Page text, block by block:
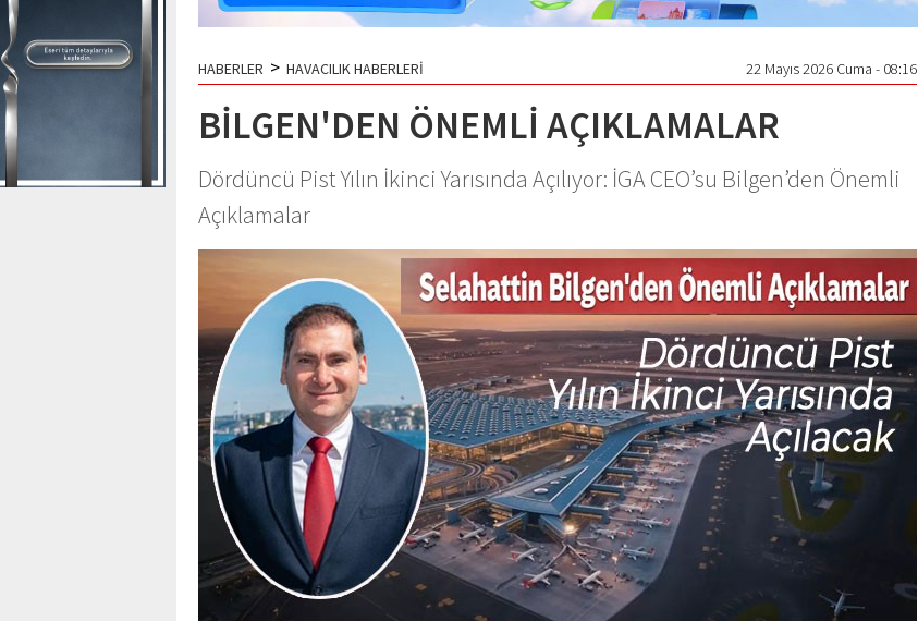
HABERLER > HAVACILIK HABERLERİ 22 Mayıs 2026 Cuma - 08:16
BİLGEN'DEN ÖNEMLİ AÇIKLAMALAR
Dördüncü Pist Yılın İkinci Yarısında Açılıyor: İGA CEO’su Bilgen’den Önemli
Açıklamalar